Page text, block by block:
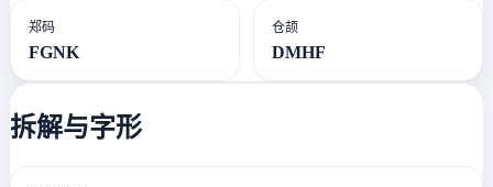
郑码
FGNK
仓颉
DMHF
拆解与字形